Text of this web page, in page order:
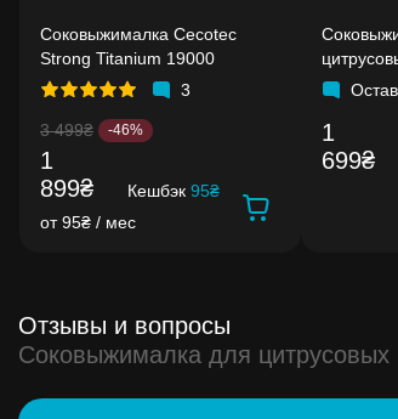
Соковыжималка Cecotec
Strong Titanium 19000
3
3 499₴ -46%
1
899₴
Кешбэк 95₴
от 95₴ / мес
160 Vita
1
699₴
Отзывы и вопросы
Соковыжималка для цитрусовых